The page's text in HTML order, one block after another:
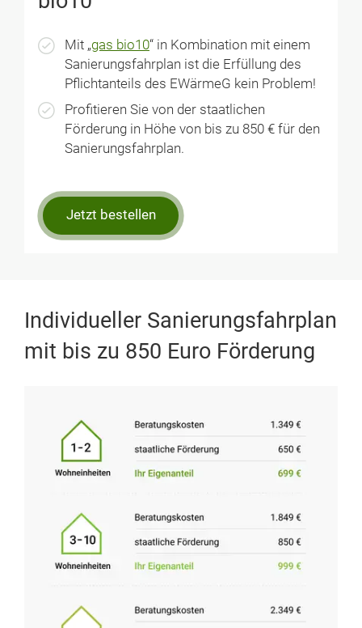
Mit „gas bio10“ in Kombination mit einem
Sanierungsfahrplan ist die Erfüllung des
Pflichtanteils des EWärmeG kein Problem!
Profitieren Sie von der staatlichen
Förderung in Höhe von bis zu 850 € für den
Sanierungsfahrplan.
Jetzt bestellen
Individueller Sanierungsfahrplan
mit bis zu 850 Euro Förderung